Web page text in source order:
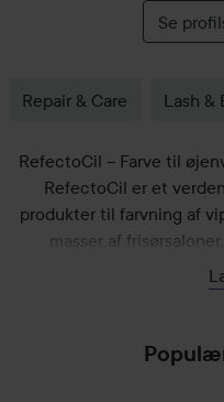
Se
Repair & Care Lash &
RefectoCil – Farve til
RefectoCil er et
produkter til farvning af
masser af
øjenvipper og øjenbryn
samme